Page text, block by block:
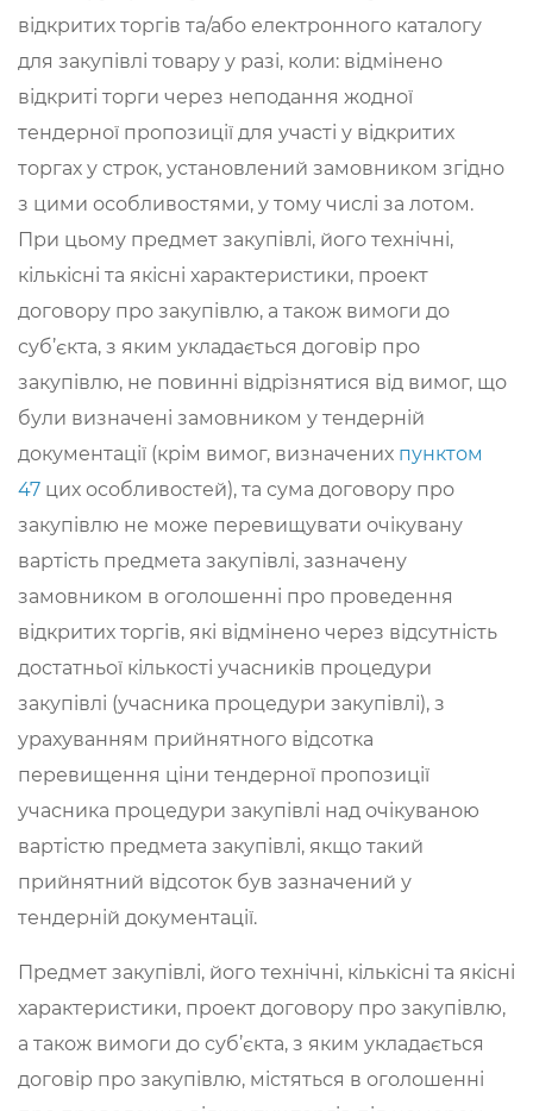
відкритих торгів та/або електронного каталогу
для закупівлі товару у разі, коли: відмінено
відкриті торги через неподання жодної
тендерної пропозиції для участі у відкритих
торгах у строк, установлений замовником згідно
з цими особливостями, у тому числі за лотом.
При цьому предмет закупівлі, його технічні,
кількісні та якісні характеристики, проект
договору про закупівлю, а також вимоги до
суб’єкта, з яким укладається договір про
закупівлю, не повинні відрізнятися від вимог, що
були визначені замовником у тендерній
документації (крім вимог, визначених пунктом
47 цих особливостей), та сума договору про
закупівлю не може перевищувати очікувану
вартість предмета закупівлі, зазначену
замовником в оголошенні про проведення
відкритих торгів, які відмінено через відсутність
достатньої кількості учасників процедури
закупівлі (учасника процедури закупівлі), з
урахуванням прийнятного відсотка
перевищення ціни тендерної пропозиції
учасника процедури закупівлі над очікуваною
вартістю предмета закупівлі, якщо такий
прийнятний відсоток був зазначений у
тендерній документації.
Предмет закупівлі, його технічні, кількісні та якісні
характеристики, проект договору про закупівлю,
а також вимоги до суб’єкта, з яким укладається
договір про закупівлю, містяться в оголошенні